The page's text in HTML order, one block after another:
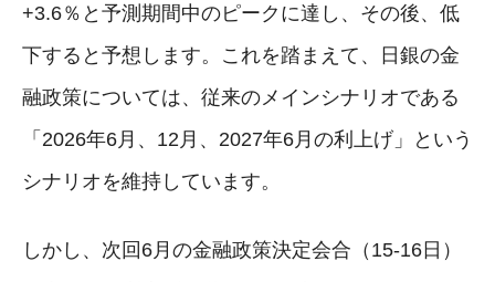
+3.6％と予測期間中のピークに達し、その後、低
下すると予想します。これを踏まえて、日銀の金
融政策については、従来のメインシナリオである
「2026年6月、12月、2027年6月の利上げ」という
シナリオを維持しています。
しかし、次回6月の金融政策決定会合（15-16日）